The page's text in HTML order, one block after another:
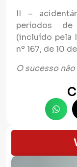
II –
períodos
(incluído pela
nº 167, de 10
O sucesso